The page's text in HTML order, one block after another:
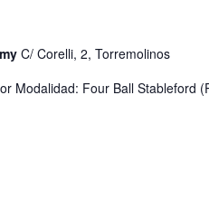
C/ Corelli, 2, Torremolinos
Modalidad: Four Ball Stableford